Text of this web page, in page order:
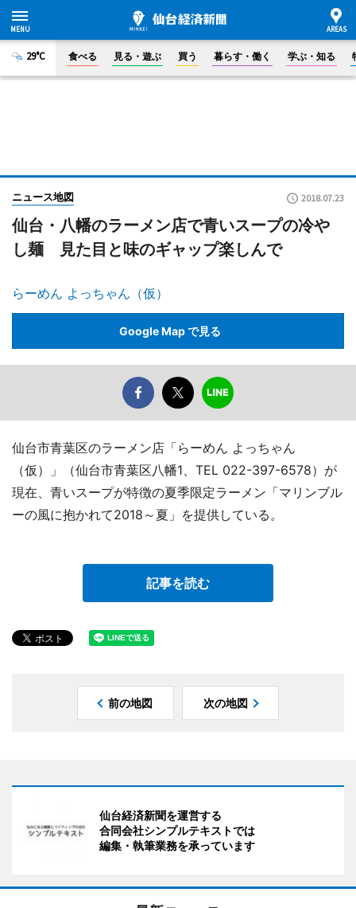
29°C 食べる 見る・遊ぶ 買う 暮らす・働く 学ぶ・知る
ニュース地図 2018.07.23
仙台・八幡のラーメン店で青いスープの冷や
し麺 見た目と味のギャップ楽しんで
らーめん よっちゃん（仮）
Google Map で見る
仙台市青葉区のラーメン店「らーめん よっちゃん
（仮）」（仙台市青葉区八幡1、TEL 022-397-6578）が
現在、青いスープが特徴の夏季限定ラーメン「マリンブル
ーの風に抱かれて2018～夏」を提供している。
記事を読む
前の地図 次の地図
仙台経済新聞を運営する
合同会社シンプルテキストでは
編集・執筆業務を承っています